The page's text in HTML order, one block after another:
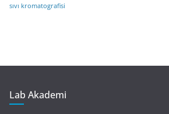
sıvı kromatografisi
Lab Akademi